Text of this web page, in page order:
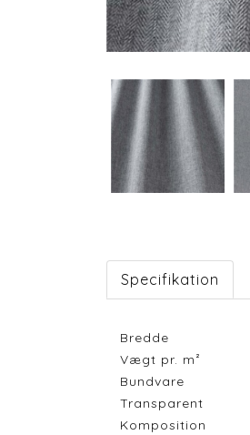
Specifikation
Bredde
Vægt pr. m²
Bundvare
Transparent
Komposition